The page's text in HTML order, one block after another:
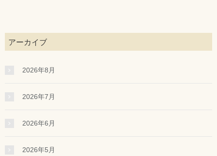
アーカイブ
2026年8月
2026年7月
2026年6月
2026年5月